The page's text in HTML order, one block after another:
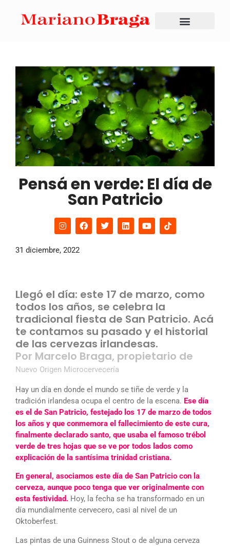
Pensá en verde: El día de
San Patricio
31 diciembre, 2022
Llegó el día: este 17 de marzo, como
todos los años, se celebra la
tradicional fiesta de San Patricio. Acá
te contamos su pasado y el historial
de las cervezas irlandesas.
Por Marcelo Braga, propietario de
Nuevo Origen Microcervecería
Hay un día en donde el mundo se tiñe de verde y la
tradición irlandesa ocupa el centro de la escena. Ese día
es el de San Patricio, festejado los 17 de marzo de todos
los años y que conmemora el fallecimiento de este cura,
finalmente declarado santo, que usaba el famoso trébol
verde de tres hojas que se ve por todos lados como
explicación de la santísima trinidad cristiana.
En general, asociamos este día de San Patricio con la
cerveza, aunque poco tenga que ver originalmente con
esta festividad. Hoy, la fecha se ha transformado en un
día mundialmente cervecero, casi al nivel de un
Oktoberfest.
Las pintas de una Guinness Stout o de alguna cerveza